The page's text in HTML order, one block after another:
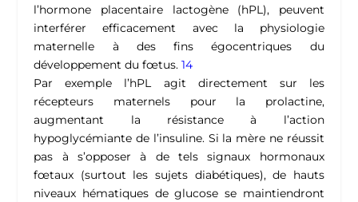
l’hormone placentaire lactogène (hPL), peuvent
interférer efficacement avec la physiologie
maternelle à des fins égocentriques du
développement du fœtus.14
Par exemple l’hPL agit directement sur les
récepteurs maternels pour la prolactine,
augmentant la résistance à l’action
hypoglycémiante de l’insuline. Si la mère ne réussit
pas à s’opposer à de tels signaux hormonaux
fœtaux (surtout les sujets diabétiques), de hauts
niveaux hématiques de glucose se maintiendront